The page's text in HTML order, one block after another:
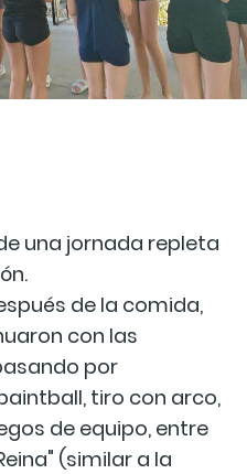
una jornada repleta
de la comida,
con las
por
tiro con arco,
de equipo, entre
(similar a la